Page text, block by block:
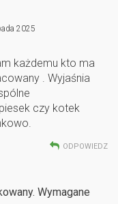
o
k
2025
każdemu kto ma
. Wyjaśnia
czy kotek
ODPOWIEDZ
Wymagane